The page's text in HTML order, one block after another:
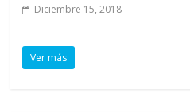
Diciembre 15, 2018
Ver más